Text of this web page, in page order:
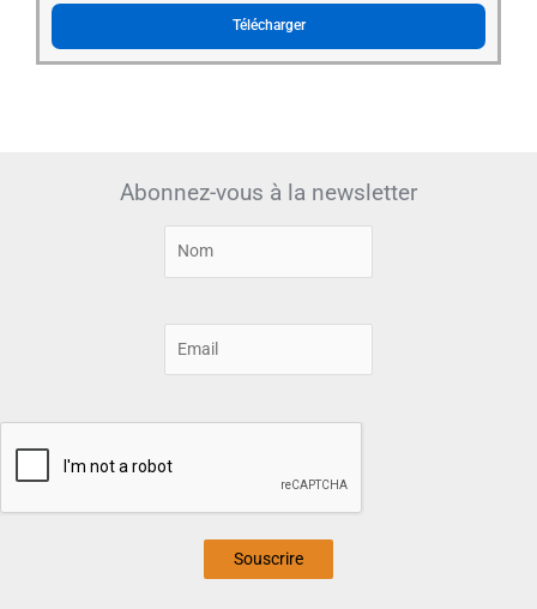
Télécharger
Abonnez-vous à la newsletter
Souscrire